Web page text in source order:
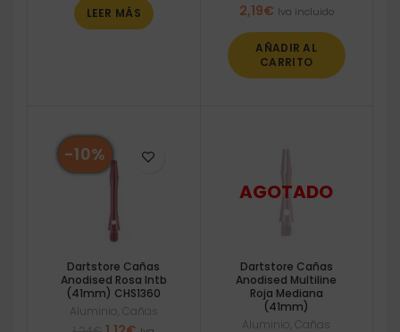
LEER MÁS 2,19€ Iva incluido
AÑADIR AL
CARRITO
-10%
Dartstore Cañas
Anodised Rosa Intb
(41mm) CHS1360
Aluminio Cañas
Dartstore Cañas
Anodised Multiline
Roja Mediana
(41mm)
Aluminio ,Cañas